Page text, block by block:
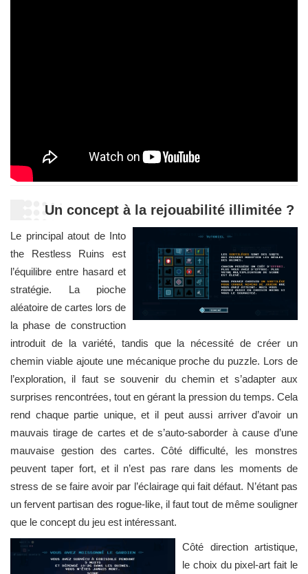
Un concept à la rejouabilité illimitée ?
Le principal atout de Into
the Restless Ruins est
l’équilibre entre hasard et
stratégie. La pioche
aléatoire de cartes lors de
la phase de construction
introduit de la variété, tandis que la nécessité de créer un
chemin viable ajoute une mécanique proche du puzzle. Lors de
l’exploration, il faut se souvenir du chemin et s’adapter aux
surprises rencontrées, tout en gérant la pression du temps. Cela
rend chaque partie unique, et il peut aussi arriver d’avoir un
mauvais tirage de cartes et de s’auto-saborder à cause d’une
mauvaise gestion des cartes. Côté difficulté, les monstres
peuvent taper fort, et il n’est pas rare dans les moments de
stress de se faire avoir par l’éclairage qui fait défaut. N’étant pas
un fervent partisan des rogue-like, il faut tout de même souligner
que le concept du jeu est intéressant.
Côté direction artistique,
le choix du pixel-art fait le